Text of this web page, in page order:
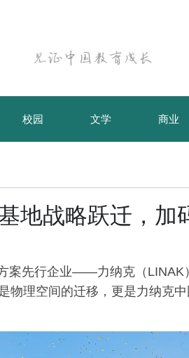
校园 文学 商业
地战略跃迁，加
案先行企业——力纳克（LINAK
物理空间的迁移，更是力纳克